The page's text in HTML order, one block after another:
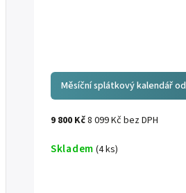
Měsíční splátkový kalendář od
9 800 Kč8 099 Kč bez DPH
Skladem (4 ks)